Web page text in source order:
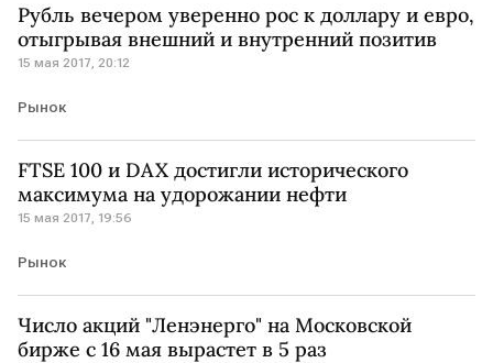
Рубль вечером уверенно рос к доллару и евро,
отыгрывая внешний и внутренний позитив
15 мая 2017, 20:12
Рынок
FTSE 100 и DAX достигли исторического
максимума на удорожании нефти
15 мая 2017, 19:56
Рынок
Число акций "Ленэнерго" на Московской
бирже с 16 мая вырастет в 5 раз